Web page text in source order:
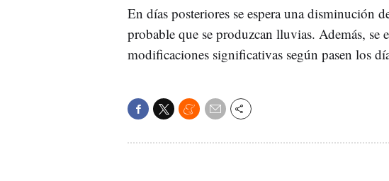
En días posteriores se espera una disminución
probable que se produzcan lluvias. Además, se
modificaciones significativas según pasen los